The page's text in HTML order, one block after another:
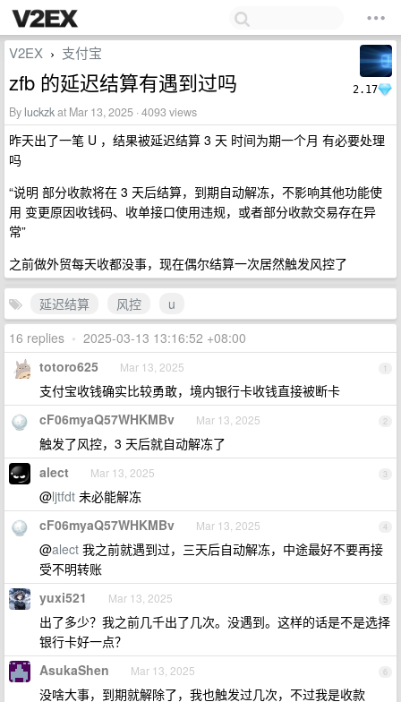
2.17
V2EX › 支付宝
zfb 的延迟结算有遇到过吗
By luckzkat Mar 13, 2025 · 4093 views
昨天出了一笔 U ，结果被延迟结算 3 天 时间为期一个月 有必要处理
吗
“说明 部分收款将在 3 天后结算，到期自动解冻，不影响其他功能使
用 变更原因收钱码、收单接口使用违规，或者部分收款交易存在异
常”
之前做外贸每天收都没事，现在偶尔结算一次居然触发风控了
延迟结算 风控
u
16 replies • 2025-03-13 13:16:52 +08:00
1
totoro625 Mar 13, 2025
支付宝收钱确实比较勇敢，境内银行卡收钱直接被断卡
2
cF06myaQ57WHKMBv Mar 13, 2025
触发了风控，3 天后就自动解冻了
3
alect Mar 13, 2025
@ljtfdt 未必能解冻
4
cF06myaQ57WHKMBv Mar 13, 2025
@alect 我之前就遇到过，三天后自动解冻，中途最好不要再接
受不明转账
5
yuxi521 Mar 13, 2025
出了多少？我之前几千出了几次。没遇到。这样的话是不是选择
银行卡好一点？
6
AsukaShen Mar 13, 2025
没啥大事，到期就解除了，我也触发过几次，不过我是收款